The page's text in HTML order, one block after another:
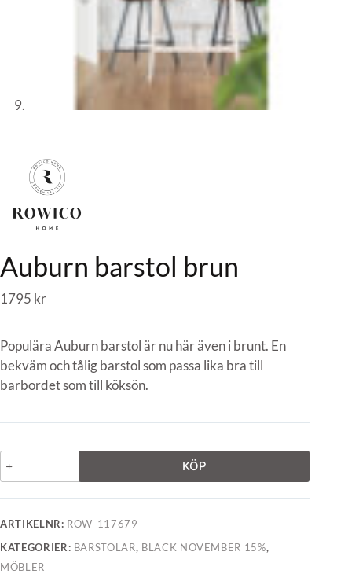
Auburn barstol brun
1795 kr
Populära Auburn barstol är nu här även i brunt. En
bekväm och tålig barstol som passa lika bra till
barbordet som till köksön.
KÖP
ARTIKELNR: ROW-117679
KATEGORIER: BARSTOLAR, BLACK NOVEMBER 15%,
MÖBLER